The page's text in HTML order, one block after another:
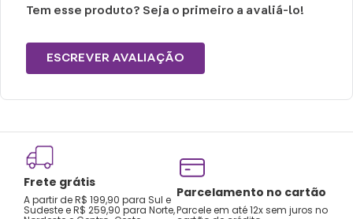
Peso: 0,300g
Cuidados e recomendações de uso:
Lavar a mão com água fria.
Não usar alvejante.
Secagem natural.
Não passar e limpar a seco.
Tem esse produto? Seja o primeiro a avaliá-lo!
ESCREVER AVALIAÇÃO
Frete grátis
A partir de R$ 199,90 para Sul e
Sudeste e R$ 259,90 para Norte,
Parcelamento no cartão
Parcele em até 12x sem juros no